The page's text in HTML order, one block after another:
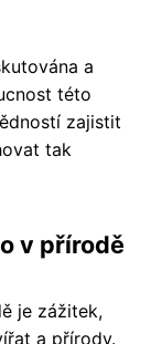
a
této
zajistit
tak
v přírodě
je zážitek,
a přírody.